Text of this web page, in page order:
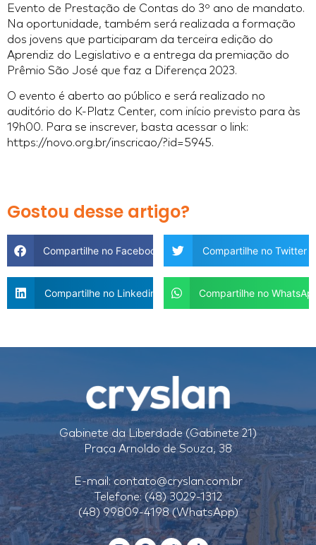
Evento de Prestação de Contas do 3º ano de mandato.
Na oportunidade, também será realizada a formação
dos jovens que participaram da terceira edição do
Aprendiz do Legislativo e a entrega da premiação do
Prêmio São José que faz a Diferença 2023.
O evento é aberto ao público e será realizado no
auditório do K-Platz Center, com início previsto para às
19h00. Para se inscrever, basta acessar o link:
https://novo.org.br/inscricao/?id=5945.
Gostou desse artigo?
Compartilhe no Facebook Compartilhe no Twitter
Compartilhe no Linkedin Compartilhe no
Gabinete da Liberdade (Gabinete 21)
Praça Arnoldo de Souza, 38
E-mail:contato@cryslan.com.br
Telefone: (48) 3029-1312
(48) 99809-4198 (WhatsApp)